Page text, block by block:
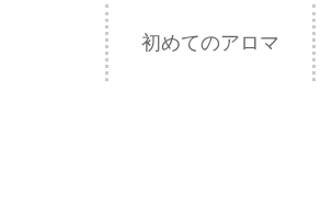
初めてのアロマ